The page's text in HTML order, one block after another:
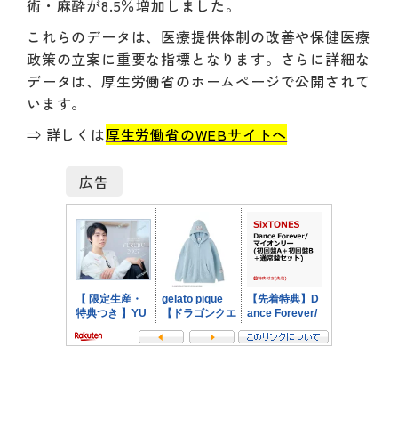
術・麻酔が8.5％増加しました。
これらのデータは、医療提供体制の改善や保健医療
政策の立案に重要な指標となります。さらに詳細な
データは、厚生労働省のホームページで公開されて
います。
⇒ 詳しくは厚生労働省のWEBサイトへ
広告